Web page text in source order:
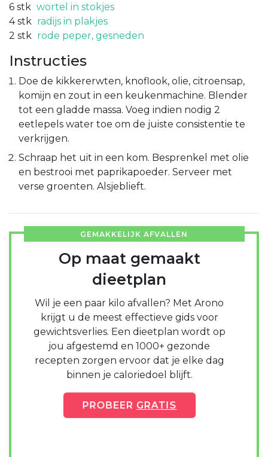
6 stk wortel in stokjes
4 stk radijs in plakjes
2 stk rode peper, gesneden
Instructies
Doe de kikkererwten, knoflook, olie, citroensap,
komijn en zout in een keukenmachine. Blender
tot een gladde massa. Voeg indien nodig 2
eetlepels water toe om de juiste consistentie te
verkrijgen.
Schraap het uit in een kom. Besprenkel met olie
en bestrooi met paprikapoeder. Serveer met
verse groenten. Alsjeblieft.
GEMAKKELIJK AFVALLEN
Op maat gemaakt
dieetplan
Wil je een paar kilo afvallen? Met Arono
krijgt u de meest effectieve gids voor
gewichtsverlies. Een dieetplan wordt op
jou afgestemd en 1000+ gezonde
recepten zorgen ervoor dat je elke dag
binnen je caloriedoel blijft.
PROBEER GRATIS